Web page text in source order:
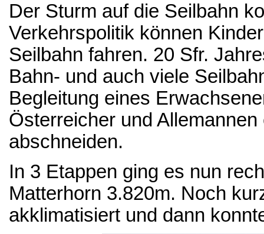
Der Sturm auf die Seilbahn
Verkehrspolitik können
Seilbahn fahren. 20 Sfr.
Bahn- und auch viele
Begleitung eines
Österreicher und
abschneiden.
In 3 Etappen ging es nun
Matterhorn 3.820m. Noch
akklimatisiert und dann